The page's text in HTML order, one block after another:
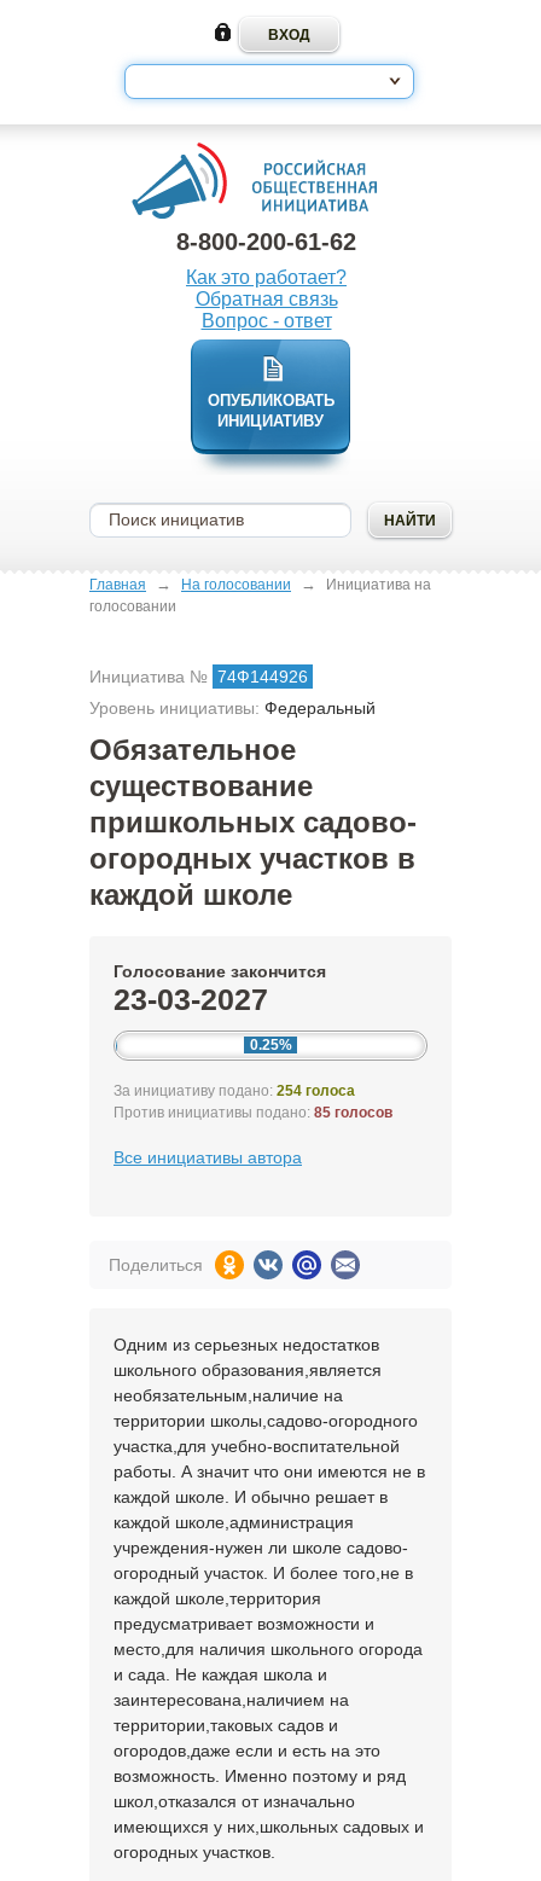
8-800-200-61-62
Как это работает?
Обратная связь
Вопрос - ответ
ОПУБЛИКОВАТЬ
ИНИЦИАТИВУ
Главная → На голосовании →
Инициатива на
голосовании
Инициатива № 74Ф144926
Уровень инициативы: Федеральный
Обязательное
существование
пришкольных садово-
огородных участков в
каждой школе
Голосование закончится
23-03-2027
0.25%
За инициативу подано: 254 голоса
Против инициативы подано: 85 голосов
Все инициативы автора
Поделиться
Одним из серьезных недостатков
школьного образования,является
необязательным,наличие на
территории школы,садово-огородного
участка,для учебно-воспитательной
работы. А значит что они имеются не в
каждой школе. И обычно решает в
каждой школе,администрация
учреждения-нужен ли школе садово-
огородный участок. И более того,не в
каждой школе,территория
предусматривает возможности и
место,для наличия школьного огорода
и сада. Не каждая школа и
заинтересована,наличием на
территории,таковых садов и
огородов,даже если и есть на это
возможность. Именно поэтому и ряд
школ,отказался от изначально
имеющихся у них,школьных садовых и
огородных участков.